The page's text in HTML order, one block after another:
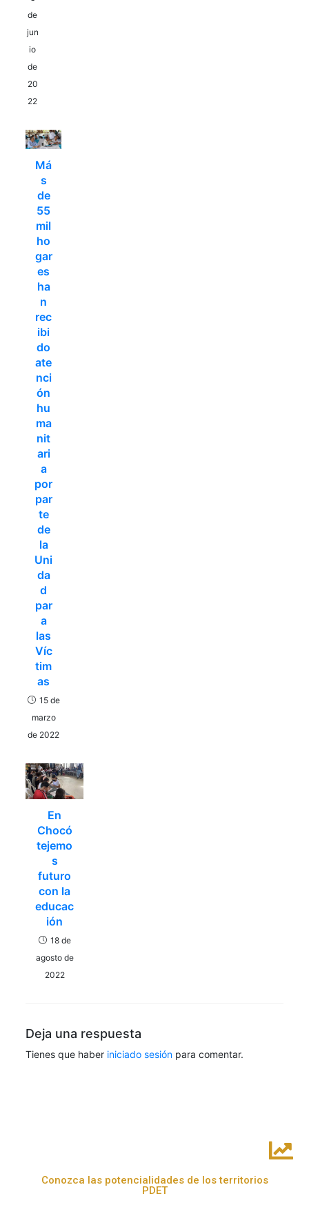
de
jun
io
de
20
22
Má
s
de
55
mil
ho
gar
es
ha
n
rec
ibi
do
ate
nci
ón
hu
ma
nit
ari
a
por
par
te
de
la
Uni
da
d
par
a
las
Víc
tim
as
15 de
marzo
de 2022
En
Chocó
tejemo
s
futuro
con la
educac
ión
18 de
agosto de
2022
Deja una respuesta
Tienes que haber iniciado sesión para comentar.
Conozca las potencialidades de los territorios
PDET